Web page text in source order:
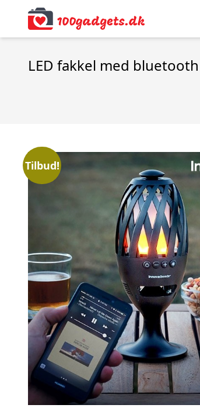
LED fakkel med
Tilbud!